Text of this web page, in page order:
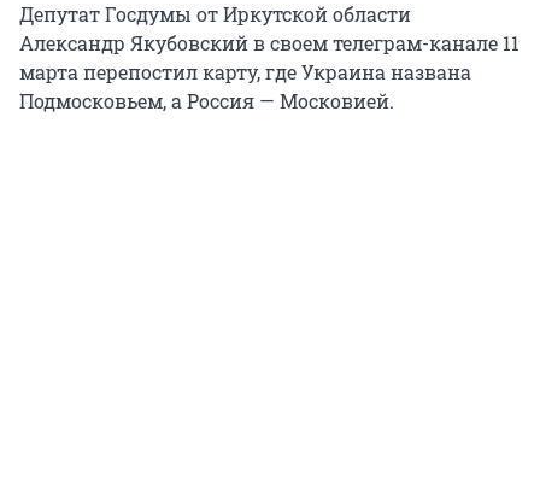
Депутат Госдумы от Иркутской области
Александр Якубовский в своем телеграм-канале 11
марта перепостил карту, где Украина названа
Подмосковьем, а Россия — Московией.